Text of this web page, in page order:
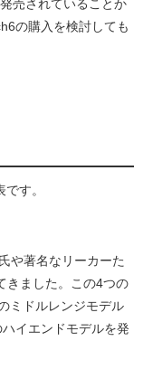
売されていることか
の購入を検討しても
す。
や著名なリーカーた
きました。この4つの
ミドルレンジモデル
イエンドモデルを発